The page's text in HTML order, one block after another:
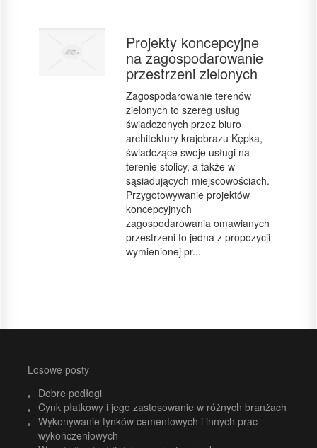
Projekty koncepcyjne
na zagospodarowanie
przestrzeni zielonych
Zagospodarowanie terenów
zielonych to szereg usług
świadczonych przez biuro
architektury krajobrazu Kępka,
świadczące swoje usługi na
terenie stolicy, a także w
sąsiadujących miejscowościach.
Przygotowywanie projektów
koncepcyjnych
zagospodarowania omawianych
przestrzeni to jedna z propozycji
wymienionej pr...
Losowe posty
Dobre podłogi
Cynk płatkowy i jego zastosowanie w różnych branżach
Wykonywanie tynków cementowych i innych prac
wykończeniowych